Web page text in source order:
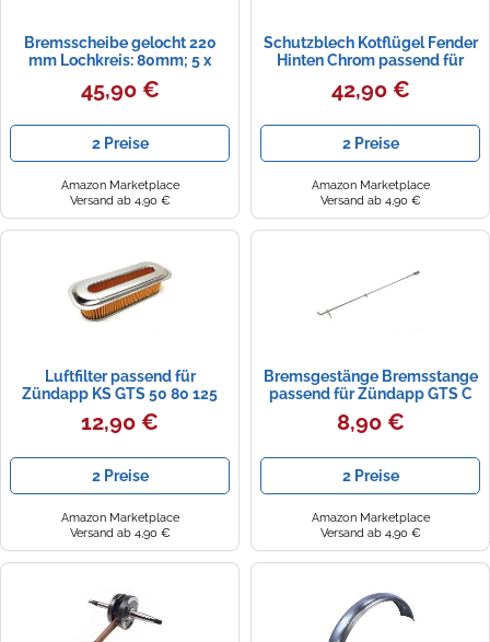
Bremsscheibe gelocht 220
mm Lochkreis: 80mm; 5 x
8mm für Zündapp KS 50 80
45,90 €
2 Preise
Amazon Marketplace
Versand ab 4,90 €
Schutzblech Kotflügel Fender
Hinten Chrom passend für
Zündapp KS GTS C 50 Typ 517
- Hochwertiges Schutzblech
Zündapp Roller
42,90 €
2 Preise
Amazon Marketplace
Versand ab 4,90 €
Luftfilter passend für
Zündapp KS GTS 50 80 125
150 - Hochwertiger
Ersatzluftfilter
12,90 €
2 Preise
Amazon Marketplace
Versand ab 4,90 €
Bremsgestänge Bremsstange
passend für Zündapp GTS C
KS 50 Typ 441 515 517 529
8,90 €
2 Preise
Amazon Marketplace
Versand ab 4,90 €